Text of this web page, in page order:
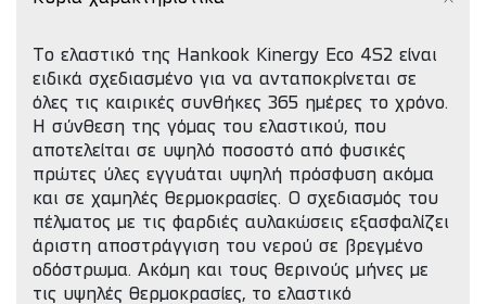
Tο ελαστικό της Hankook Kinergy Eco 4S2 είναι
ειδικά σχεδιασμένο για να ανταποκρίνεται σε
όλες τις καιρικές συνθήκες 365 ημέρες το χρόνο.
H σύνθεση της γόμας του ελαστικού, που
αποτελείται σε υψηλό ποσοστό από φυσικές
πρώτες ύλες εγγυάται υψηλή πρόσφυση ακόμα
και σε χαμηλές θερμοκρασίες. Ο σχεδιασμός του
πέλματος με τις φαρδιές αυλακώσεις εξασφαλίζει
άριστη αποστράγγιση του νερού σε βρεγμένο
οδόστρωμα. Ακόμη και τους θερινούς μήνες με
τις υψηλές θερμοκρασίες, το ελαστικό